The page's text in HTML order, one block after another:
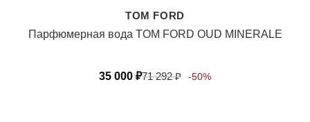
TOM FORD
Парфюмерная вода TOM FORD OUD MINERALE
35 000 ₽71 292₽ -50%